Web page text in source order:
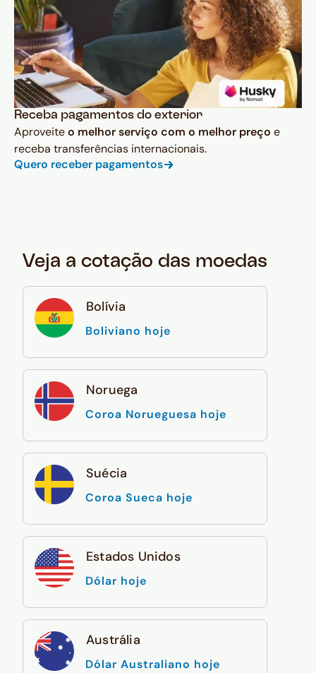
Receba pagamentos do exterior
Aproveiteo melhor serviço com o melhor preço e
receba transferências internacionais.
Quero receber pagamentos
Veja a cotação das moedas
Bolívia
Boliviano hoje
Noruega
Coroa Norueguesa hoje
Suécia
Coroa Sueca hoje
Estados Unidos
Dólar hoje
Austrália
Dólar Australiano hoje